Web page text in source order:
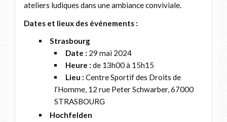
ateliers ludiques dans une ambiance conviviale.
Dates et lieux des événements :
Strasbourg
Date : 29 mai 2024
Heure : de 13h00 à 15h15
Lieu : Centre Sportif des Droits de
l’Homme, 12 rue Peter Schwarber, 67000
STRASBOURG
Hochfelden